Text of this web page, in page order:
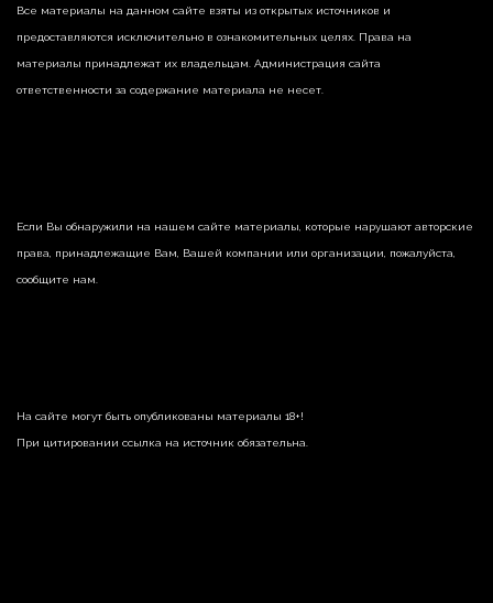
Все материалы на данном сайте взяты из открытых источников и
предоставляются исключительно в ознакомительных целях. Права на
материалы принадлежат их владельцам. Администрация сайта
ответственности за содержание материала не несет.
Если Вы обнаружили на нашем сайте материалы, которые нарушают авторские
права, принадлежащие Вам, Вашей компании или организации, пожалуйста,
сообщите нам.
На сайте могут быть опубликованы материалы 18+!
При цитировании ссылка на источник обязательна.